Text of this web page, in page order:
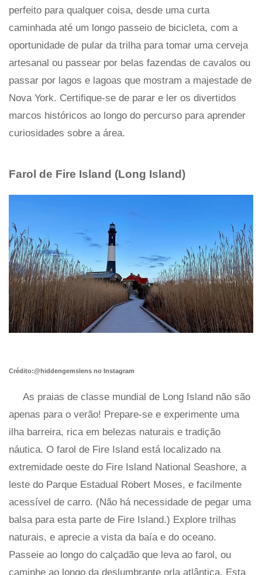
perfeito para qualquer coisa, desde uma curta
caminhada até um longo passeio de bicicleta, com a
oportunidade de pular da trilha para tomar uma cerveja
artesanal ou passear por belas fazendas de cavalos ou
passar por lagos e lagoas que mostram a majestade de
Nova York. Certifique-se de parar e ler os divertidos
marcos históricos ao longo do percurso para aprender
curiosidades sobre a área.
Farol de Fire Island (Long Island)
Crédito:@hiddengemslens no Instagram
As praias de classe mundial de Long Island não são
apenas para o verão! Prepare-se e experimente uma
ilha barreira, rica em belezas naturais e tradição
náutica. O farol de Fire Island está localizado na
extremidade oeste do Fire Island National Seashore, a
leste do Parque Estadual Robert Moses, e facilmente
acessível de carro. (Não há necessidade de pegar uma
balsa para esta parte de Fire Island.) Explore trilhas
naturais, e aprecie a vista da baía e do oceano.
Passeie ao longo do calçadão que leva ao farol, ou
caminhe ao longo da deslumbrante orla atlântica. Esta